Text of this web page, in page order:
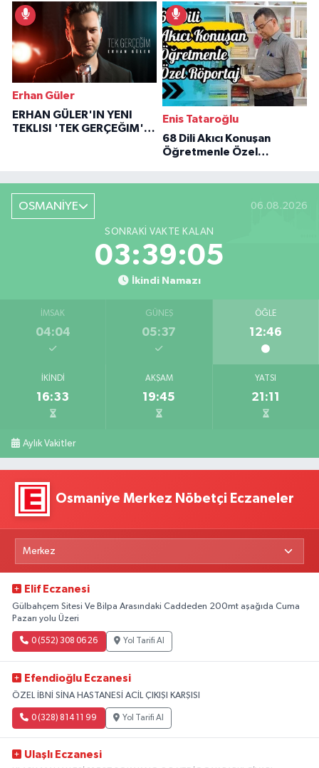
Erhan Güler
ERHAN GÜLER'IN YENI
TEKLISI 'TEK GERÇEĞIM'LE
Enis Tataroğlu
68 Dili Akıcı Konuşan
Öğretmenle Özel
OSMANİYE 06.08.2026
SONRAKI VAKTE KALAN
03:39:04
İkindi Namazı
İMSAK
04:04
GÜNEŞ
05:37
ÖĞLE
12:46
İKINDI
16:33
AKŞAM
19:45
YATSI
21:11
Aylık Vakitler
Osmaniye Merkez Nöbetçi Eczaneler
Elif Eczanesi
Gülbahçem Sitesi Ve Bilpa Arasındaki Caddeden 200mt aşağıda Cuma
Pazarı yolu Üzeri
0 (552) 308 06 26 Yol Tarifi Al
Efendioğlu Eczanesi
ÖZEL İBNİ SİNA HASTANESİ ACİL ÇIKIŞI KARŞISI
0 (328) 814 11 99 Yol Tarifi Al
Ulaşlı Eczanesi